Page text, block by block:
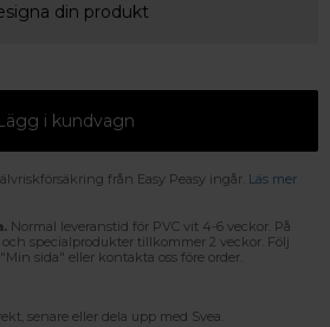
din produkt
Lägg i kundvagn
från Easy Peasy ingår. Läs mer
Normal leveranstid för PVC vit 4-6 veckor. På
specialprodukter tillkommer 2 veckor. Följ
sida" eller kontakta oss före order.
senare eller dela upp med Svea.